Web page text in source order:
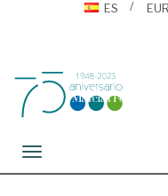
ES
EUR
Toggle navigation